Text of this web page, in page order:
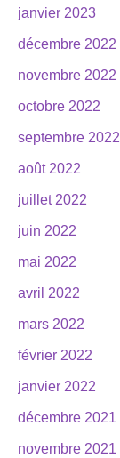
janvier 2023
décembre 2022
novembre 2022
octobre 2022
septembre 2022
août 2022
juillet 2022
juin 2022
mai 2022
avril 2022
mars 2022
février 2022
janvier 2022
décembre 2021
novembre 2021